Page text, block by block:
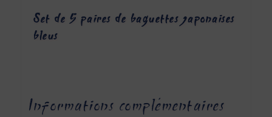
Set de 5 paires de baguettes japonaises
bleus
Informations complémentaires